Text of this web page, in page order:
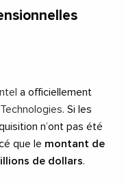
Intel a officiellement
. Si les
n’ont pas été
que le montant de
de dollars.